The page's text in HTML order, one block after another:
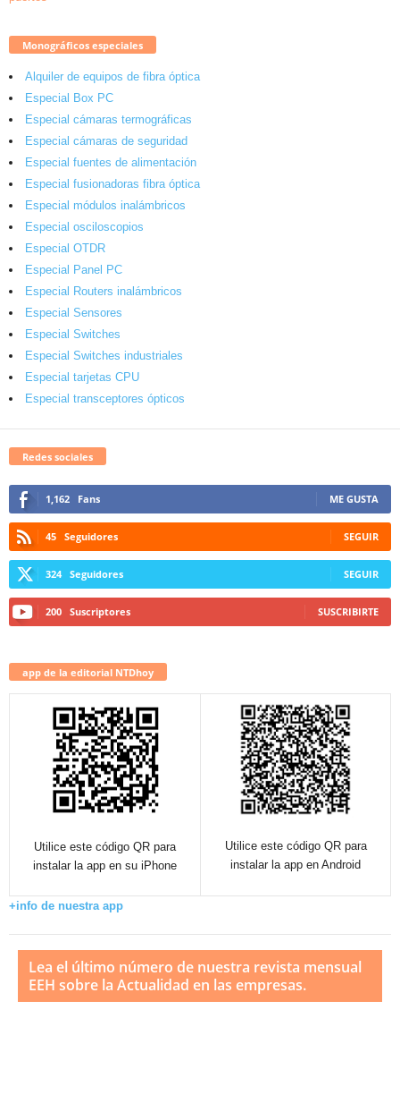
Monográficos especiales
Alquiler de equipos de fibra óptica
Especial Box PC
Especial cámaras termográficas
Especial cámaras de seguridad
Especial fuentes de alimentación
Especial fusionadoras fibra óptica
Especial módulos inalámbricos
Especial osciloscopios
Especial OTDR
Especial Panel PC
Especial Routers inalámbricos
Especial Sensores
Especial Switches
Especial Switches industriales
Especial tarjetas CPU
Especial transceptores ópticos
Redes sociales
1,162 Fans ME GUSTA
45 Seguidores SEGUIR
324 Seguidores SEGUIR
200 Suscriptores SUSCRIBIRTE
app de la editorial NTDhoy
Utilice este código QR para
instalar la app en su iPhone
Utilice este código QR para
instalar la app en Android
+info de nuestra app
Lea el último número de nuestra revista mensual
EEH sobre la Actualidad en las empresas.